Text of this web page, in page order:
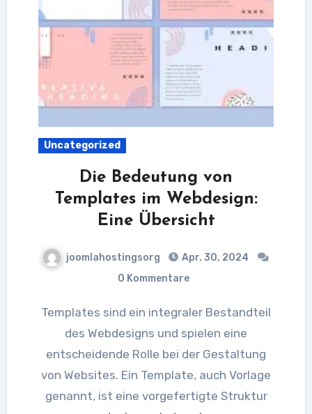
Uncategorized
Die Bedeutung von
Templates im Webdesign:
Eine Übersicht
joomlahostingsorg
Apr. 30, 2024
0 Kommentare
Templates sind ein integraler Bestandteil
des Webdesigns und spielen eine
entscheidende Rolle bei der Gestaltung
von Websites. Ein Template, auch Vorlage
genannt, ist eine vorgefertigte Struktur